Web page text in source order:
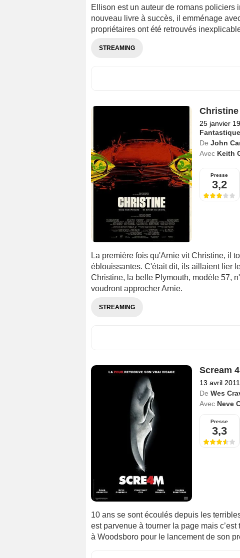
Ellison est un auteur de romans policiers
nouveau livre à succès, il emménage
propriétaires ont été retrouvés
STREAMING
Christine
25 janvier
Fantastique
De John
Avec Keith
Presse
3,2
La première fois qu'Arnie vit Christine, il
éblouissantes. C'était dit, ils aillaient lier
Christine, la belle Plymouth, modèle 57,
voudront approcher Arnie.
STREAMING
Scream 4
13 avril 2011
De Wes
Avec Neve
Presse
3,3
10 ans se sont écoulés depuis les
est parvenue à tourner la page mais
à Woodsboro pour le lancement de son